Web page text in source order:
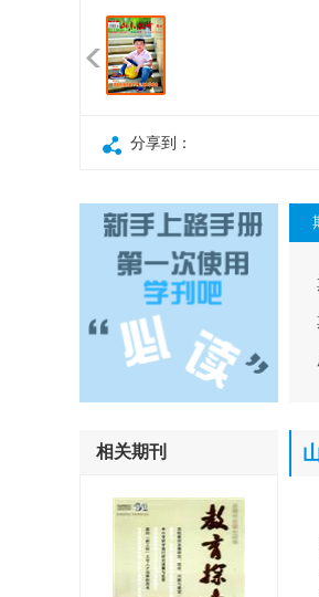
分享到：
相关期刊